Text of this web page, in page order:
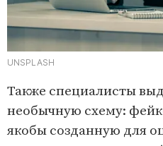
UNSPLASH
Также специалисты
необычную схему:
якобы созданную для